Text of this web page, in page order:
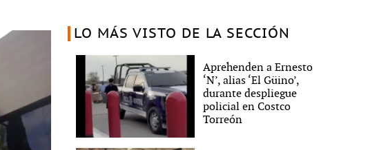
LO MÁS VISTO DE LA SECCIÓN
Aprehenden a Ernesto
‘N’, alias ‘El Güino’,
durante despliegue
policial en Costco
Torreón